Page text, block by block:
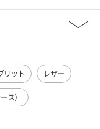
リット レザー
ス）